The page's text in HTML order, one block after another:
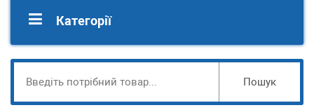
Категорії
Пошук